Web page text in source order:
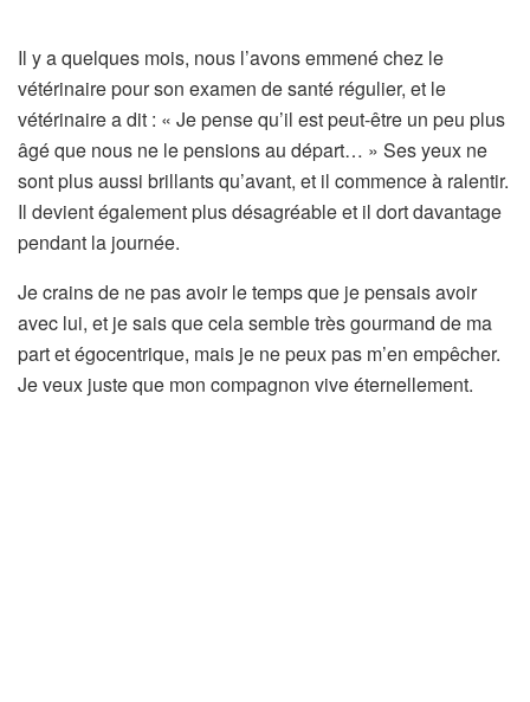
Il y a quelques mois, nous l’avons emmené chez le
vétérinaire pour son examen de santé régulier, et le
vétérinaire a dit : « Je pense qu’il est peut-être un peu plus
âgé que nous ne le pensions au départ… » Ses yeux ne
sont plus aussi brillants qu’avant, et il commence à ralentir.
Il devient également plus désagréable et il dort davantage
pendant la journée.
Je crains de ne pas avoir le temps que je pensais avoir
avec lui, et je sais que cela semble très gourmand de ma
part et égocentrique, mais je ne peux pas m’en empêcher.
Je veux juste que mon compagnon vive éternellement.